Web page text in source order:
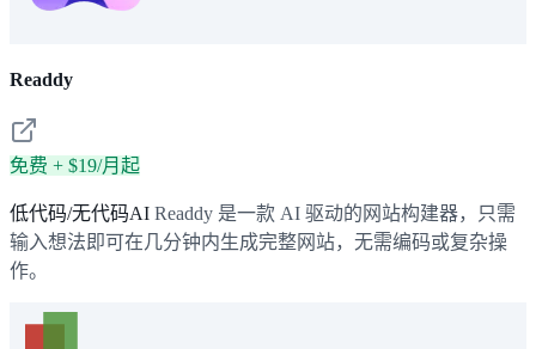
Readdy
免费 + $19/月起
低代码/无代码AI Readdy 是一款 AI 驱动的网站构建器，只需
输入想法即可在几分钟内生成完整网站，无需编码或复杂操
作。